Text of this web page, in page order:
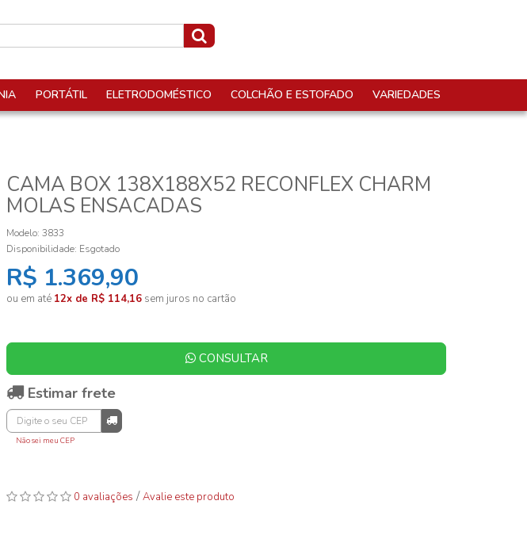
PORTÁTIL ELETRODOMÉSTICO COLCHÃO E ESTOFADO VARIEDADES
CAMA BOX 138X188X52 RECONFLEX CHARM
MOLAS ENSACADAS
Modelo: 3833
Disponibilidade: Esgotado
R$ 1.369,90
ou em até 12x de R$ 114,16 sem juros no cartão
CONSULTAR
Estimar frete
Não sei meu CEP
0 avaliações /Avalie este produto